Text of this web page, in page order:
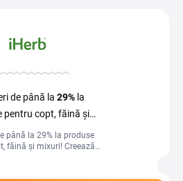
de până la 29% la
pentru copt, făină și
la iHerb
până la 29% la produse
făină și mixuri! Creează